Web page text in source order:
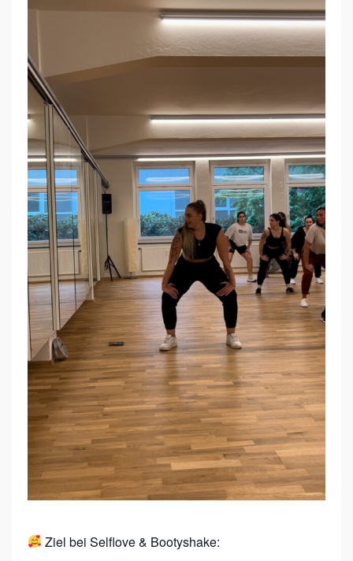
W
E
R
K
I
N
G
W
O
R
K
S
H
O
P
–
O
P
E
N
L
V Ziel bei Selflove & Bootyshake: